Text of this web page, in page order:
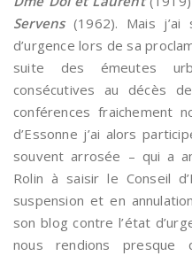
Servens(1962). Mais j’ai
d’urgence lors de sa
suite des émeutes
consécutives au décès
conférences fraichement
d’Essonne j’ai alors
souvent arrosée – qui a
Rolin à saisir le Conseil
suspension et en
son blog contre l’état
nous rendions presque